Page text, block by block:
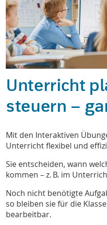
Unterricht
steuern –
Mit den Interaktiven
Unterricht flexibel und
Sie entscheiden, wann
kommen – z. B. im
Noch nicht benötigte
so bleiben sie für die
bearbeitbar.